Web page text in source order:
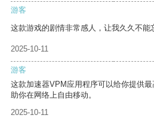
游客
这款游戏的剧情非常感人，让我久久不能
2025-10-11
游客
这款加速器VPM应用程序可以给你提供
助你在网络上自由移动。
2025-10-11